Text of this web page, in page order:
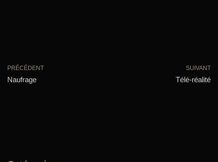
PRÉCÉDENT
Naufrage
SUIVANT
Télé-réalité